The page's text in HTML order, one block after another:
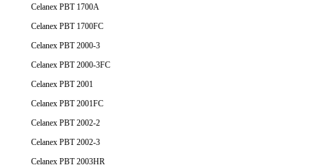
Celanex PBT 1700A
Celanex PBT 1700FC
Celanex PBT 2000-3
Celanex PBT 2000-3FC
Celanex PBT 2001
Celanex PBT 2001FC
Celanex PBT 2002-2
Celanex PBT 2002-3
Celanex PBT 2003HR